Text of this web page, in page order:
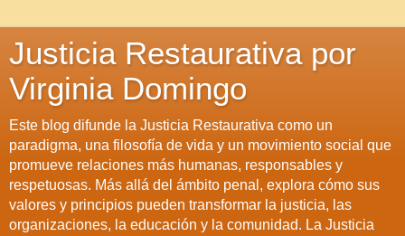
Justicia Restaurativa por
Virginia Domingo
Este blog difunde la Justicia Restaurativa como un
paradigma, una filosofía de vida y un movimiento social que
promueve relaciones más humanas, responsables y
respetuosas. Más allá del ámbito penal, explora cómo sus
valores y principios pueden transformar la justicia, las
organizaciones, la educación y la comunidad. La Justicia